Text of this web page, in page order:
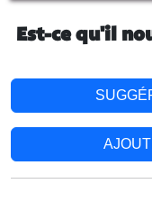
Est-ce qu'il